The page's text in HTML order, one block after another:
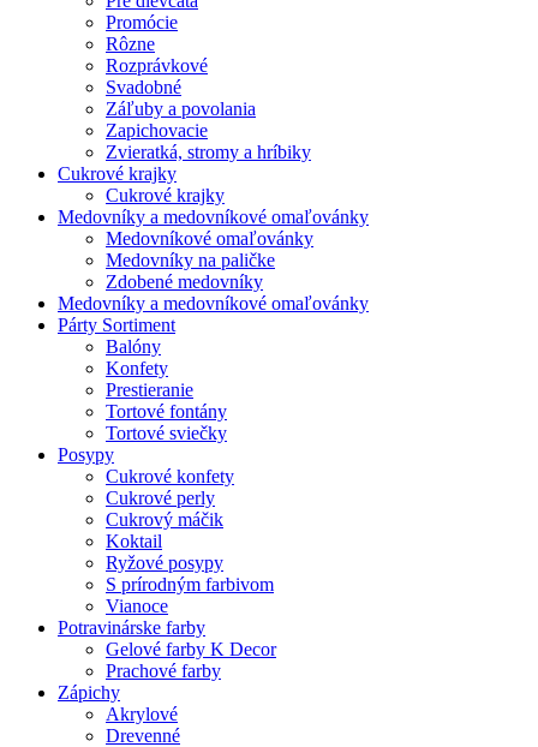
Promócie
Rôzne
Rozprávkové
Svadobné
Záľuby a povolania
Zapichovacie
Zvieratká, stromy a hríbiky
Cukrové krajky
Cukrové krajky
Medovníky a medovníkové omaľovánky
Medovníkové omaľovánky
Medovníky na paličke
Zdobené medovníky
Medovníky a medovníkové omaľovánky
Párty Sortiment
Balóny
Konfety
Prestieranie
Tortové fontány
Tortové sviečky
Posypy
Cukrové konfety
Cukrové perly
Cukrový máčik
Koktail
Ryžové posypy
S prírodným farbivom
Vianoce
Potravinárske farby
Gelové farby K Decor
Prachové farby
Zápichy
Akrylové
Drevenné